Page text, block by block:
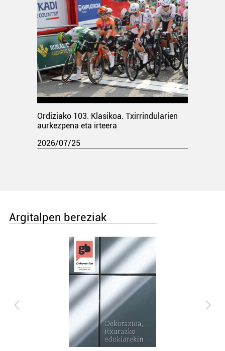
Ordiziako 103. Klasikoa. Txirrindularien
aurkezpena eta irteera
2026/07/25
Argitalpen bereziak